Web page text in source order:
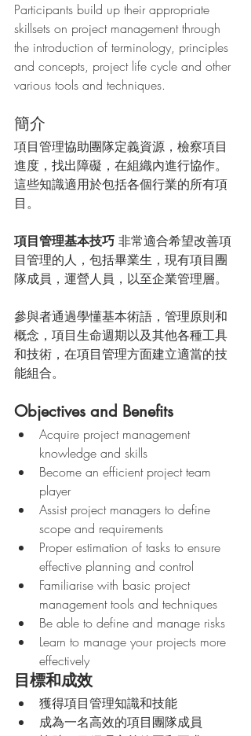
Participants build up their appropriate
skillsets on project management through
the introduction of terminology, principles
and concepts, project life cycle and other
various tools and techniques.
簡介
項目管理協助團隊定義資源，檢察項目
進度，找出障礙，在組織內進行協作。
這些知識適用於包括各個行業的所有項
目。
項目管理基本技巧 非常適合希望改善項
目管理的人，包括畢業生，現有項目團
隊成員，運營人員，以至企業管理層。
參與者通過學懂基本術語，管理原則和
概念，項目生命週期以及其他各種工具
和技術，在項目管理方面建立適當的技
能組合。
Objectives and Benefits
Acquire project management
knowledge and skills
Become an efficient project team
player
Assist project managers to define
scope and requirements
Proper estimation of tasks to ensure
effective planning and control
Familiarise with basic project
management tools and techniques
Be able to define and manage risks
Learn to manage your projects more
effectively
目標和成效
獲得項目管理知識和技能
成為一名高效的項目團隊成員